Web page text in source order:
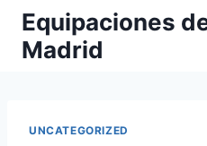
Saltar
contenido
Equipaciones
Madrid
UNCATEGORIZED